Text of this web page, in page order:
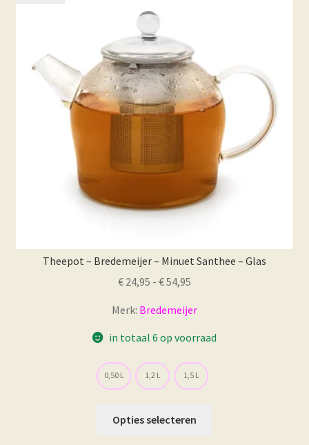
Theepot – Bredemeijer – Minuet Santhee – Glas
€ 24,95 - €54,95
tot
€ 54,95
Merk: Bredemeijer
in totaal 6 op voorraad
0,50 L 1,2 L 1,5 L
Opties selecteren